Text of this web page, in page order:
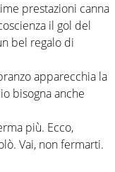
prestazioni canna
il gol del
bel regalo di
apparecchia la
bisogna anche
più. Ecco,
Vai, non fermarti.